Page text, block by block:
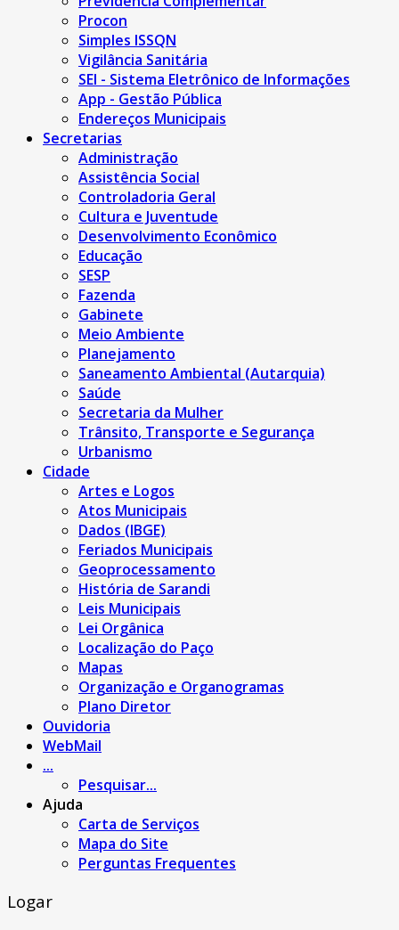
Procon
Simples ISSQN
Vigilância Sanitária
SEI - Sistema Eletrônico de Informações
App - Gestão Pública
Endereços Municipais
Secretarias
Administração
Assistência Social
Controladoria Geral
Cultura e Juventude
Desenvolvimento Econômico
Educação
SESP
Fazenda
Gabinete
Meio Ambiente
Planejamento
Saneamento Ambiental (Autarquia)
Saúde
Secretaria da Mulher
Trânsito, Transporte e Segurança
Urbanismo
Cidade
Artes e Logos
Atos Municipais
Dados (IBGE)
Feriados Municipais
Geoprocessamento
História de Sarandi
Leis Municipais
Lei Orgânica
Localização do Paço
Mapas
Organização e Organogramas
Plano Diretor
Ouvidoria
WebMail
...
Pesquisar...
Ajuda
Carta de Serviços
Mapa do Site
Perguntas Frequentes
Logar